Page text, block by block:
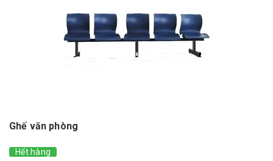
Ghế văn phòng
Hết hàng